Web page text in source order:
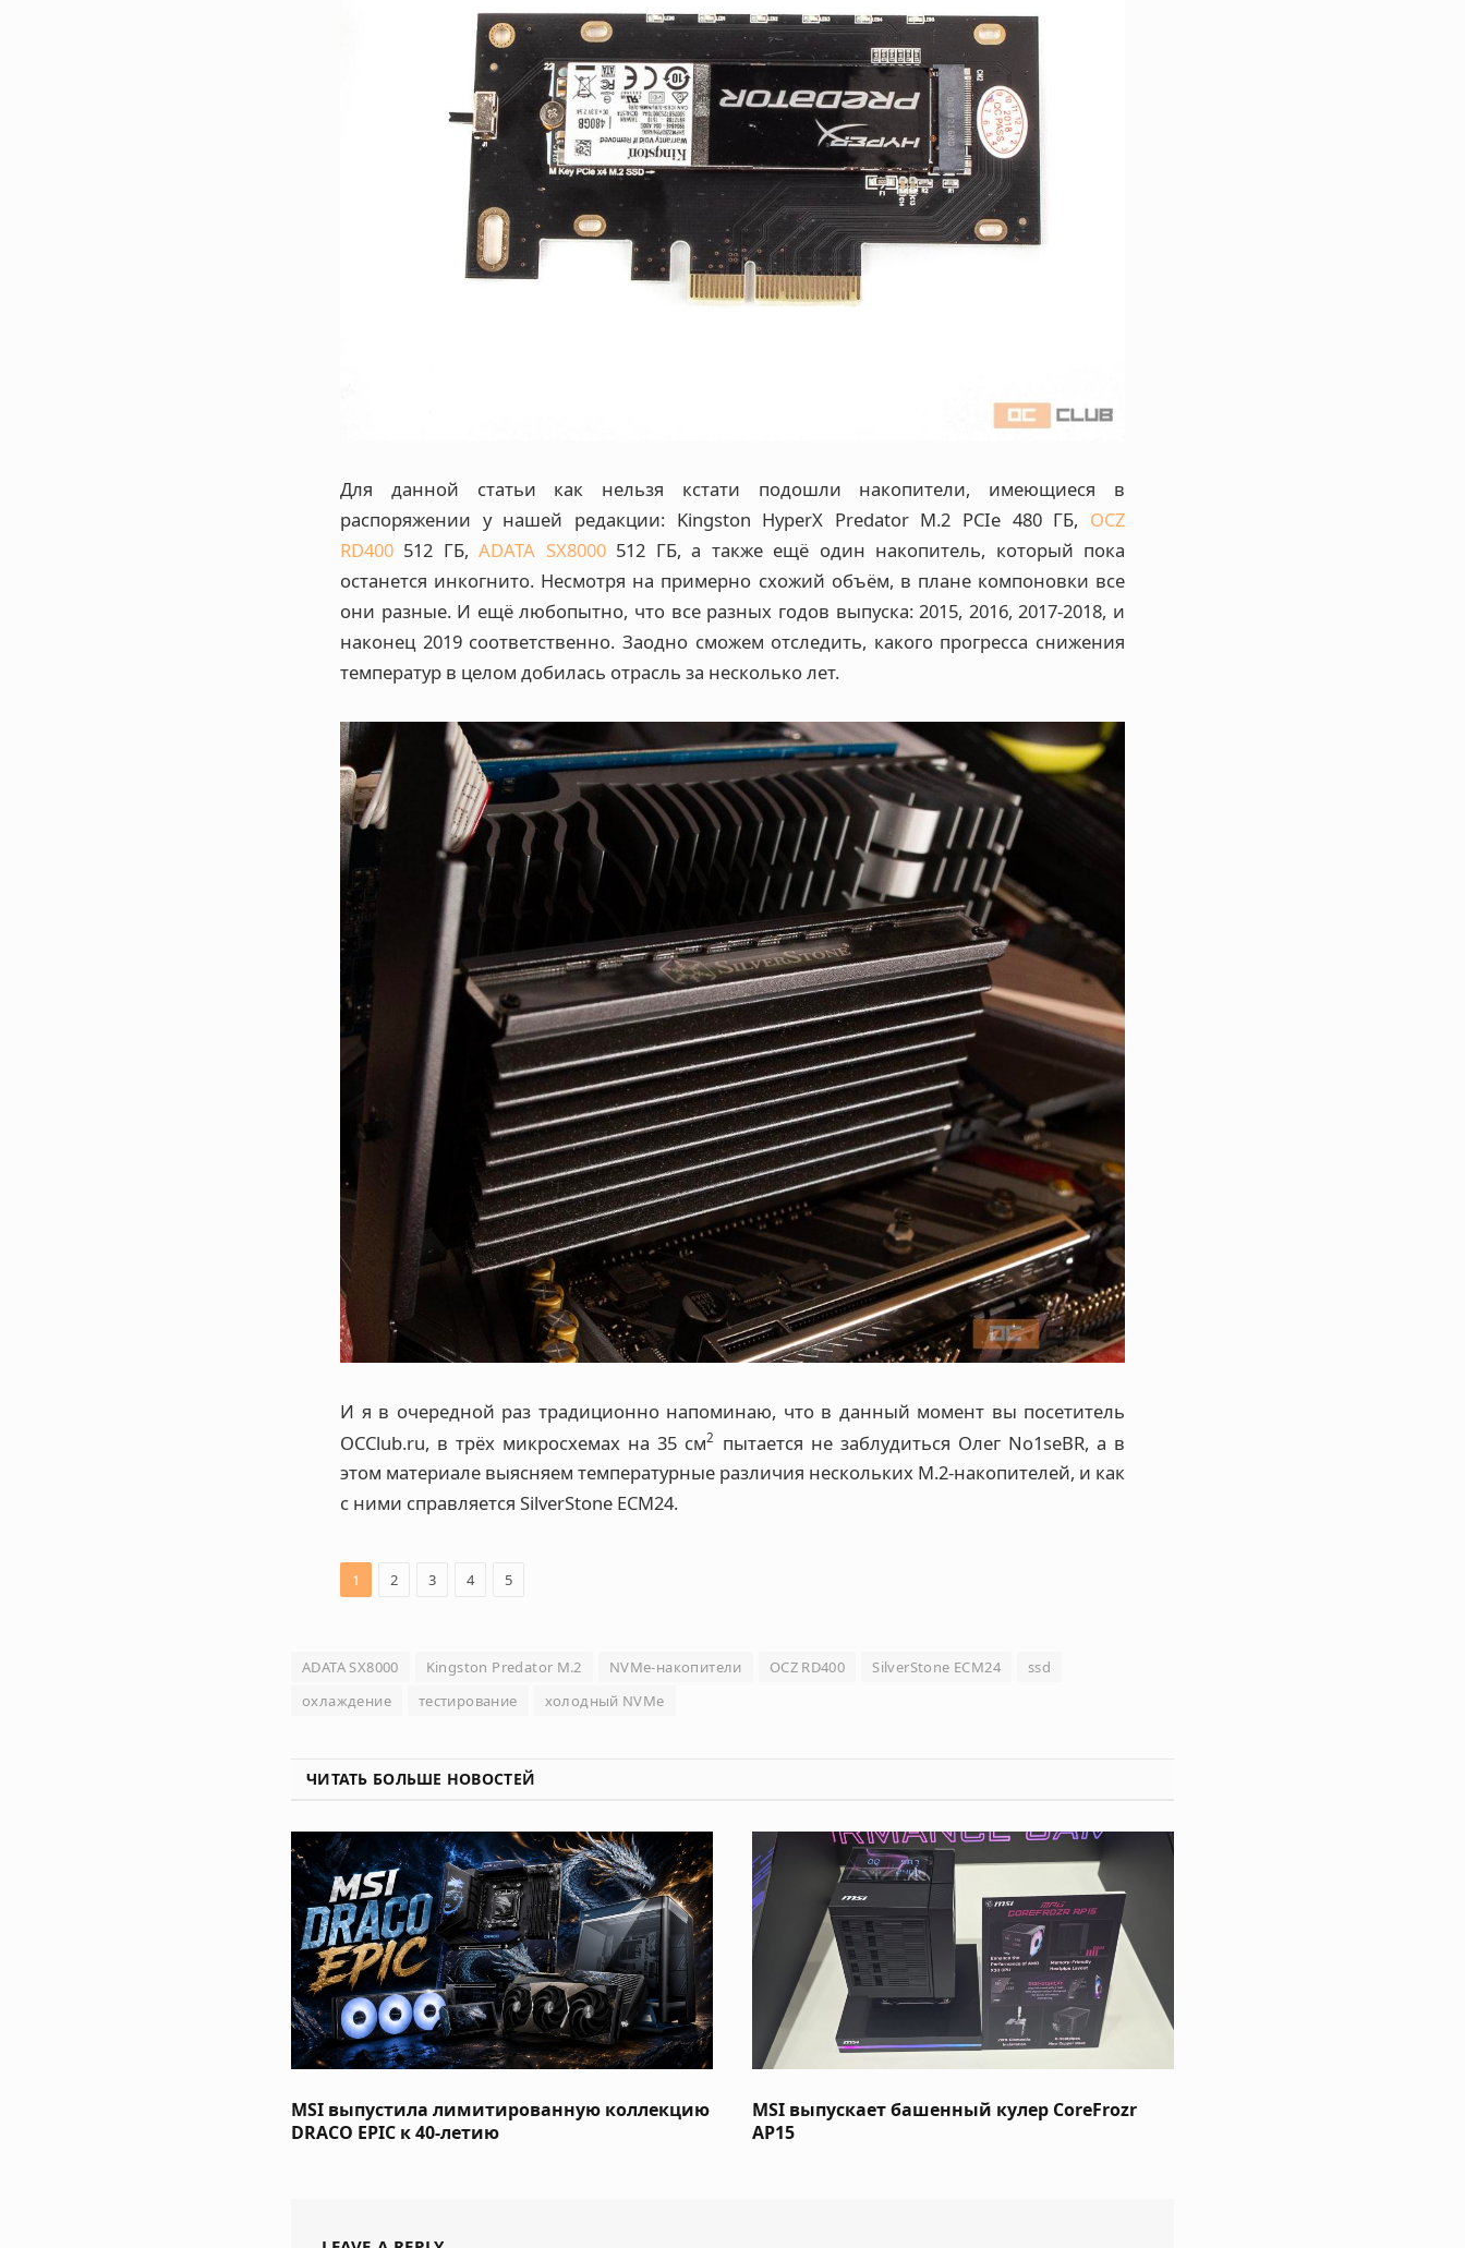
Для данной статьи как нельзя кстати подошли накопители, имеющиеся в
распоряжении у нашей редакции: Kingston HyperX Predator M.2 PCIe 480 ГБ, OCZ
RD400 512 ГБ,ADATA SX8000512 ГБ, а также ещё один накопитель, который пока
останется инкогнито. Несмотря на примерно схожий объём, в плане компоновки все
они разные. И ещё любопытно, что все разных годов выпуска: 2015, 2016, 2017-2018, и
наконец 2019 соответственно. Заодно сможем отследить, какого прогресса снижения
температур в целом добилась отрасль за несколько лет.
И я в очередной раз традиционно напоминаю, что в данный момент вы посетитель
OCClub.ru, в трёх микросхемах на 35 см2
пытается не заблудиться Олег No1seBR, а в
этом материале выясняем температурные различия нескольких M.2-накопителей, и как
с ними справляется SilverStone ECM24.
1 2 3 4 5
ADATA SX8000 Kingston Predator M.2 NVMe-накопители OCZ RD400 SilverStone ECM24
ssd
охлаждение
тестирование холодный NVMe
ЧИТАТЬ БОЛЬШЕ НОВОСТЕЙ
MSI выпустила лимитированную коллекцию
DRACO EPIC к 40-летию
MSI выпускает башенный кулер CoreFrozr
AP15